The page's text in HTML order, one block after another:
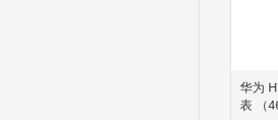
华为
表 （